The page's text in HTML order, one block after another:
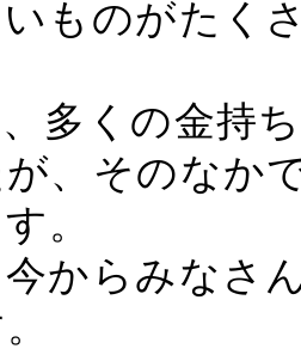
ものがたく
多くの金持
、そのなか
。
からみなさ